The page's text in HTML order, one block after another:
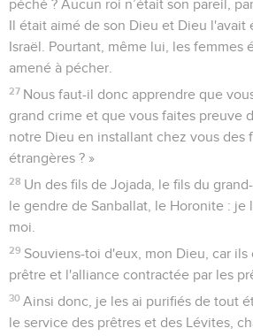
péché ? Aucun roi n’était son pareil,
Il était aimé de son Dieu et Dieu l'avait
Israël. Pourtant, même lui, les femmes
amené à pécher.
27 Nous faut-il donc apprendre que
grand crime et que vous faites preuve
notre Dieu en installant chez vous des
étrangères ? »
28 Un des fils de Jojada, le fils du
le gendre de Sanballat, le Horonite : je
moi.
29 Souviens-toi d'eux, mon Dieu, car
prêtre et l'alliance contractée par les
30 Ainsi donc, je les ai purifiés de tout
le service des prêtres et des Lévites,